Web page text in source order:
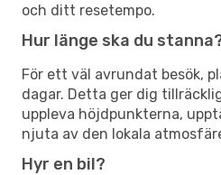
och ditt resetempo.
Hur länge ska du
För ett väl avrundat besök,
dagar. Detta ger dig
uppleva höjdpunkterna,
njuta av den lokala
Hyr en bil?